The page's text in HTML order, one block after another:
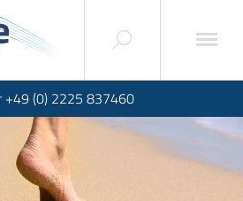
+49 (0) 2225 837460